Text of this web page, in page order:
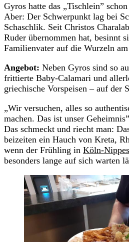
Gyros hatte das „Tischlein”
Aber: Der Schwerpunkt lag bei
Schaschlik. Seit Christos
Ruder übernommen hat, besinnt
Familienvater auf die Wurzeln
Angebot: Neben Gyros sind so
frittierte Baby-Calamari und
griechische Vorspeisen – auf der
„Wir versuchen, alles so
machen. Das ist unser
Das schmeckt und riecht man:
beizeiten ein Hauch von Kreta,
wenn der Frühling in Köln-Nippes
besonders lange auf sich warten